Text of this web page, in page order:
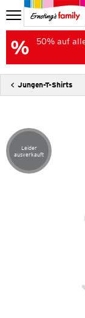
50% auf
Jungen-T-Shirts
Artikel leider
Leider
ausverkauft